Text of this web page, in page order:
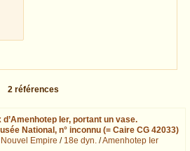
2 références
d’Amenhotep Ier, portant un vase.
National, n° inconnu (= Caire CG 42033)
Nouvel Empire / 18e dyn. /Amenhotep Ier